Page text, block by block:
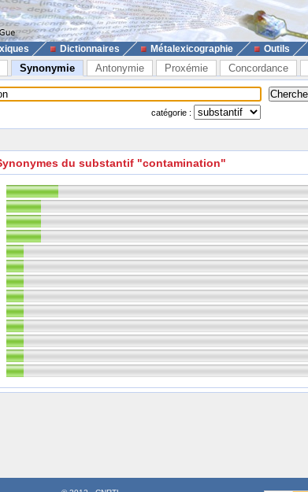
Dictionnaires Métalexicographie Outils
Synonymie Antonymie Proxémie Concordance
catégorie :
du substantif "contamination"